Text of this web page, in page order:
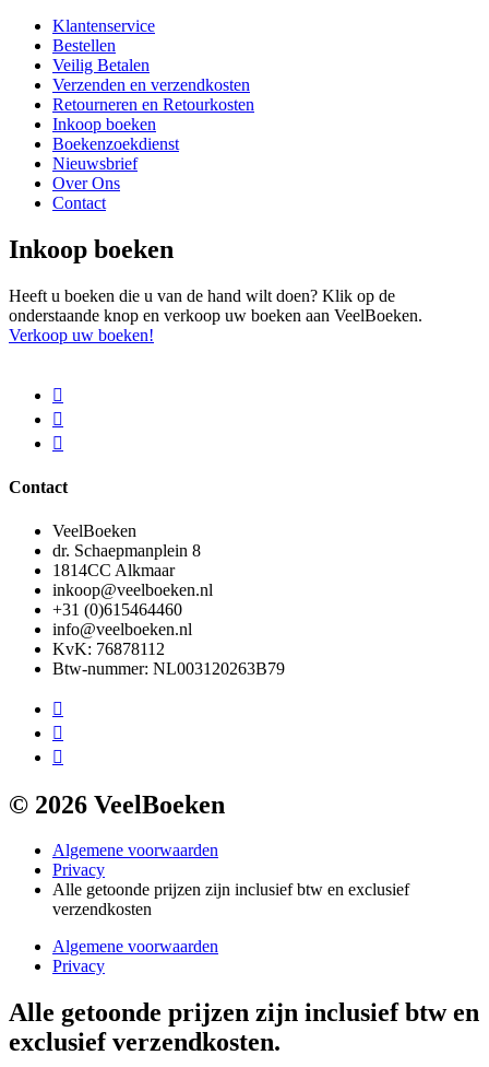
Klantenservice
Bestellen
Veilig Betalen
Verzenden en verzendkosten
Retourneren en Retourkosten
Inkoop boeken
Boekenzoekdienst
Nieuwsbrief
Over Ons
Contact
Inkoop boeken
Heeft u boeken die u van de hand wilt doen? Klik op de
onderstaande knop en verkoop uw boeken aan VeelBoeken.
Verkoop uw boeken!
Contact
VeelBoeken
dr. Schaepmanplein 8
1814CC Alkmaar
inkoop@veelboeken.nl
+31 (0)615464460
info@veelboeken.nl
KvK: 76878112
Btw-nummer: NL003120263B79
© 2026 VeelBoeken
Algemene voorwaarden
Privacy
Alle getoonde prijzen zijn inclusief btw en exclusief
verzendkosten
Algemene voorwaarden
Privacy
Alle getoonde prijzen zijn inclusief btw en
exclusief verzendkosten.